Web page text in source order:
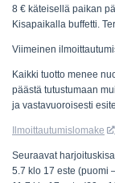
8 € käteisellä paikan
Kisapaikalla buffetti.
Viimeinen
Kaikki tuotto menee
päästä tutustumaan
ja vastavuoroisesti
Ilmoittautumislomake
Seuraavat
5.7 klo 17 este (puomi